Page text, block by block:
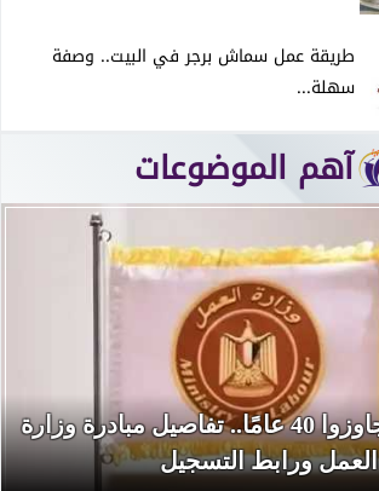
طريقة عمل سماش برجر في البيت.. وصفة
سهلة...
آهم الموضوعات
وظائف لمن تجاوزوا 40 عامًا.. تفاصيل مبادرة وزارة
العمل ورابط التسجيل